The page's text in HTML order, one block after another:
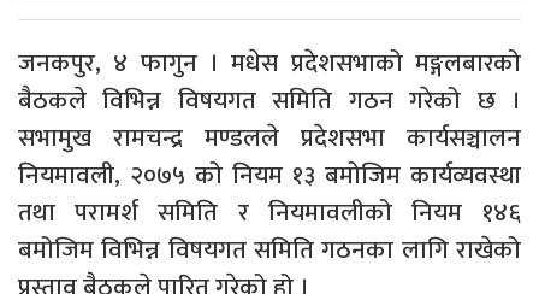
जनकपुर, ४ फागुन । मधेस प्रदेशसभाको मङ्गलबारको
बैठकले विभिन्न विषयगत समिति गठन गरेको छ ।
सभामुख रामचन्द्र मण्डलले प्रदेशसभा कार्यसञ्चालन
नियमावली, २०७५ को नियम १३ बमोजिम कार्यव्यवस्था
तथा परामर्श समिति र नियमावलीको नियम १४६
बमोजिम विभिन्न विषयगत समिति गठनका लागि राखेको